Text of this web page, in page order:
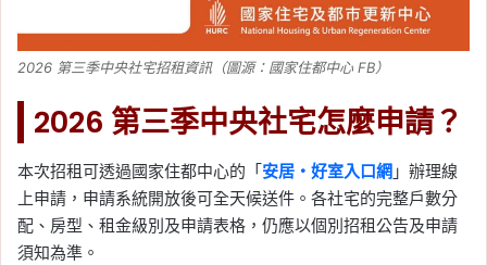
2026 第三季中央社宅招租資訊（圖源：國家住都中心 FB）
2026 第三季中央社宅怎麼申請？
本次招租可透過國家住都中心的「 安居・好室入口網 」辦理線
上申請，申請系統開放後可全天候送件。各社宅的完整戶數分
配、房型、租金級別及申請表格，仍應以個別招租公告及申請
須知為準。